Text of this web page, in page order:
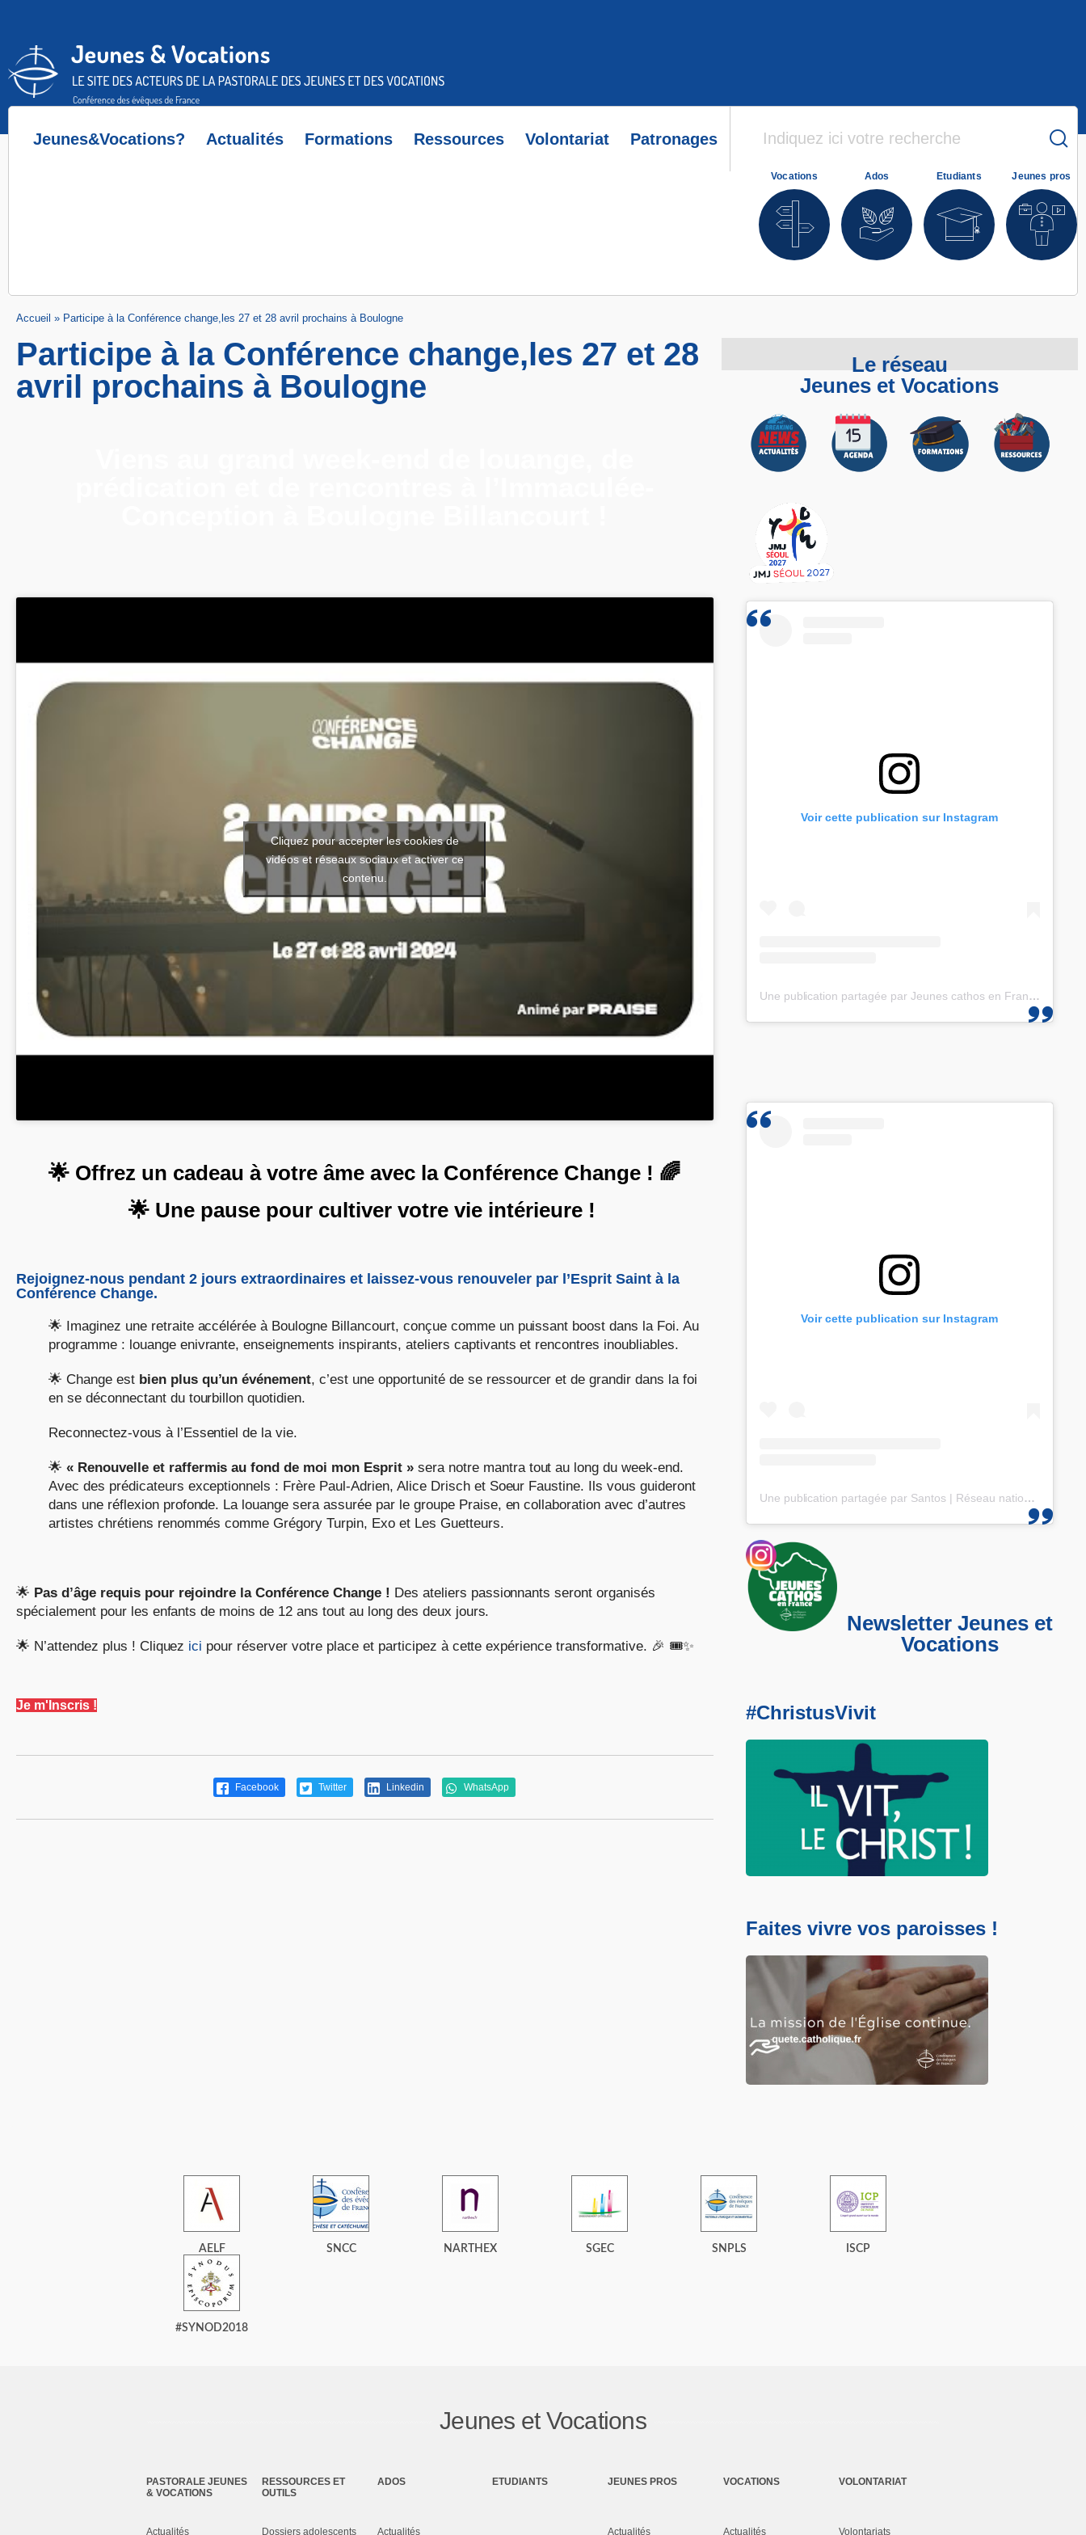
Jeunes&Vocations? Actualités Formations Ressources Volontariat Patronages
Vocations Ados Etudiants Jeunes pros
Accueil » Participe à la Conférence change,les 27 et 28 avril prochains à Boulogne
Participe à la Conférence change,les 27 et 28
avril prochains à Boulogne
Cliquez pour accepter les cookies de
vidéos et réseaux sociaux et activer ce
contenu.
🌟 Offrez un cadeau à votre âme avec la Conférence Change ! 🌈
🌟 Une pause pour cultiver votre vie intérieure !
Rejoignez-nous pendant 2 jours extraordinaires et laissez-vous renouveler par l’Esprit Saint à la
Conférence Change.
🌟 Imaginez une retraite accélérée à Boulogne Billancourt, conçue comme un puissant boost dans la Foi. Au
programme : louange enivrante, enseignements inspirants, ateliers captivants et rencontres inoubliables.
🌟 Change est bien plus qu’un événement, c’est une opportunité de se ressourcer et de grandir dans la foi
en se déconnectant du tourbillon quotidien.
Reconnectez-vous à l’Essentiel de la vie.
🌟 « Renouvelle et raffermis au fond de moi mon Esprit »sera notre mantra tout au long du week-end.
Avec des prédicateurs exceptionnels : Frère Paul-Adrien, Alice Drisch et Soeur Faustine. Ils vous guideront
dans une réflexion profonde. La louange sera assurée par le groupe Praise, en collaboration avec d’autres
artistes chrétiens renommés comme Grégory Turpin, Exo et Les Guetteurs.
🌟 Pas d’âge requis pour rejoindre la Conférence Change ! Des ateliers passionnants seront organisés
spécialement pour les enfants de moins de 12 ans tout au long des deux jours.
🌟 N’attendez plus ! Cliquez ici pour réserver votre place et participez à cette expérience transformative. 🎉 🎟️✨
Je m'Inscris !
Facebook Twitter Linkedin WhatsApp
Le réseau
Jeunes et Vocations
Voir cette publication sur Instagram
Une publication partagée par Jeunes cathos en France et les JMJ de Corée 2027 (@jeunescathos_fr)
Voir cette publication sur Instagram
Une publication partagée par Santos | Réseau national des 25-35 (@santos_cef)
Newsletter Jeunes et
Vocations
#ChristusVivit
Faites vivre vos paroisses !
AELF SNCC NARTHEX SGEC SNPLS ISCP
#SYNOD2018
Jeunes et Vocations
PASTORALE JEUNES
& VOCATIONS
Actualités
RESSOURCES ET
OUTILS
Dossiers adolescents
ADOS
Actualités
ETUDIANTS JEUNES PROS
Actualités
VOCATIONS
Actualités
VOLONTARIAT
Volontariats